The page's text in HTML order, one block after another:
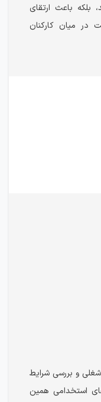
بلکه باعث ارتقای
در میان کارکنان
و بررسی شرایط
استخدامی همین